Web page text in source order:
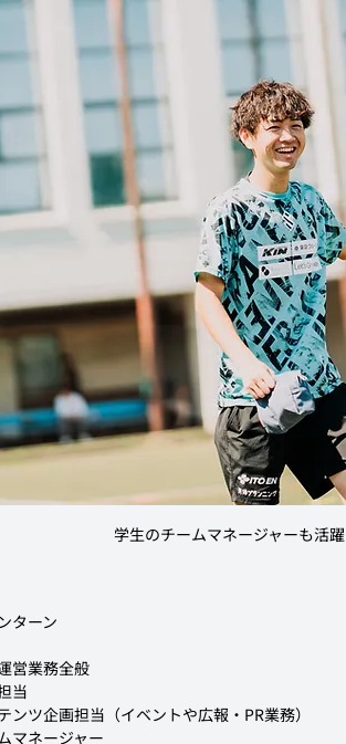
学生のチームマネージャーも活
ターン
営業務全般
担当（イベントや広報・PR業務）
ージャー